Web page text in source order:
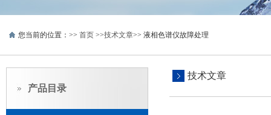
您当前的位置：>> 首页 >>技术文章>> 液相色谱仪故障处理
产品目录
技术文章